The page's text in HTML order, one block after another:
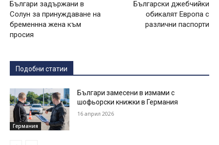
Българи задържани в
Солун за принуждаване на
бременнна жена към
просия
Български джебчийки
обикалят Европа с
различни паспорти
Подобни статии
Германия
Българи замесени в измами с
шофьорски книжки в Германия
16 април 2026